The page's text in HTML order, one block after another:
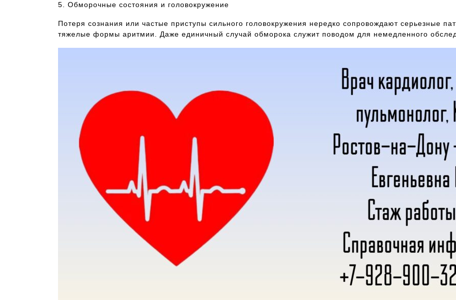
5. Обморочные состояния и головокружение
Потеря сознания или частые приступы сильного головокружения нередко сопровождают серьезные
тяжелые формы аритмии. Даже единичный случай обморока служит поводом для немедленного